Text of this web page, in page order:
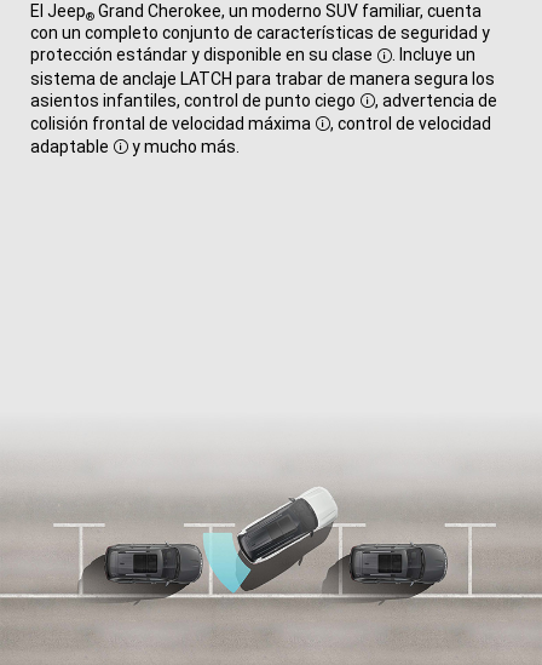
El Jeep® Grand Cherokee, un moderno SUV familiar, cuenta
con un completo conjunto de características de seguridad y
protección estándar y disponible en su clase
Disclosure
. Incluye un
sistema de anclaje LATCH para trabar de manera segura los
asientos infantiles, control de punto ciego
Disclosure
, advertencia de
colisión frontal de velocidad máxima
Disclosure
, control de velocidad
adaptable
Disclosure
y mucho más.